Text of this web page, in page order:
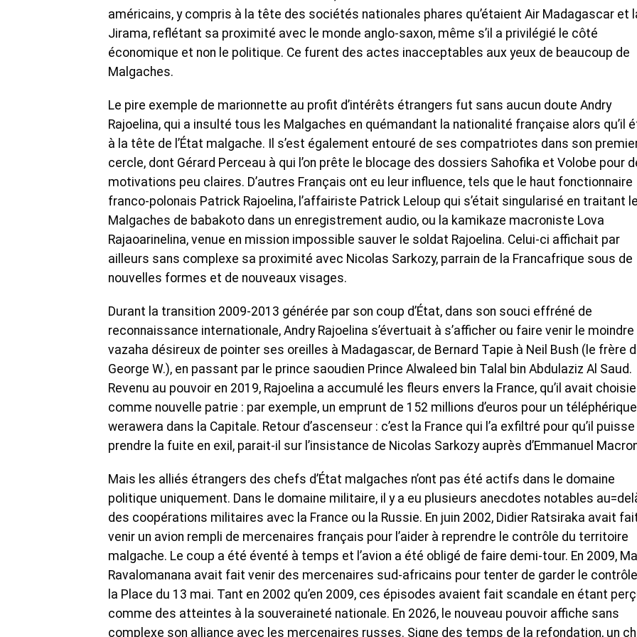
américains, y compris à la tête des sociétés nationales phares qu’étaient Air Madagascar et
Jirama, reflétant sa proximité avec le monde anglo-saxon, même s’il a privilégié le côté
économique et non le politique. Ce furent des actes inacceptables aux yeux de beaucoup de
Malgaches.
Le pire exemple de marionnette au profit d’intérêts étrangers fut sans aucun doute Andry
Rajoelina, qui a insulté tous les Malgaches en quémandant la nationalité française alors qu’il
à la tête de l’État malgache. Il s’est également entouré de ses compatriotes dans son
cercle, dont Gérard Perceau à qui l’on prête le blocage des dossiers Sahofika et Volobe pour
motivations peu claires. D’autres Français ont eu leur influence, tels que le haut fonctionnaire
franco-polonais Patrick Rajoelina, l’affairiste Patrick Leloup qui s’était singularisé en traitant
Malgaches de babakoto dans un enregistrement audio, ou la kamikaze macroniste Lova
Rajaoarinelina, venue en mission impossible sauver le soldat Rajoelina. Celui-ci affichait par
ailleurs sans complexe sa proximité avec Nicolas Sarkozy, parrain de la Francafrique sous de
nouvelles formes et de nouveaux visages.
Durant la transition 2009-2013 générée par son coup d’État, dans son souci effréné de
reconnaissance internationale, Andry Rajoelina s’évertuait à s’afficher ou faire venir le moindre
vazaha désireux de pointer ses oreilles à Madagascar, de Bernard Tapie à Neil Bush (le frère
George W.), en passant par le prince saoudien Prince Alwaleed bin Talal bin Abdulaziz Al Saud.
Revenu au pouvoir en 2019, Rajoelina a accumulé les fleurs envers la France, qu’il avait choisie
comme nouvelle patrie : par exemple, un emprunt de 152 millions d’euros pour un téléphérique
werawera dans la Capitale. Retour d’ascenseur : c’est la France qui l’a exfiltré pour qu’il puisse
prendre la fuite en exil, parait-il sur l’insistance de Nicolas Sarkozy auprès d’Emmanuel
Mais les alliés étrangers des chefs d’État malgaches n’ont pas été actifs dans le domaine
politique uniquement. Dans le domaine militaire, il y a eu plusieurs anecdotes notables
des coopérations militaires avec la France ou la Russie. En juin 2002, Didier Ratsiraka avait
venir un avion rempli de mercenaires français pour l’aider à reprendre le contrôle du territoire
malgache. Le coup a été éventé à temps et l’avion a été obligé de faire demi-tour. En 2009,
Ravalomanana avait fait venir des mercenaires sud-africains pour tenter de garder le
la Place du 13 mai. Tant en 2002 qu’en 2009, ces épisodes avaient fait scandale en étant
comme des atteintes à la souveraineté nationale. En 2026, le nouveau pouvoir affiche sans
complexe son alliance avec les mercenaires russes. Signe des temps de la refondation, un